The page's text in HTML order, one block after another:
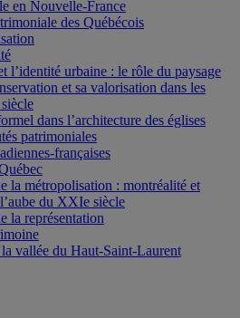
en Nouvelle-France
des Québécois
l’identité urbaine : le rôle du paysage
et sa valorisation dans les
dans l’architecture des églises
patrimoniales
françaises
la métropolisation : montréalité et
du XXIe siècle
la représentation
la vallée du Haut-Saint-Laurent